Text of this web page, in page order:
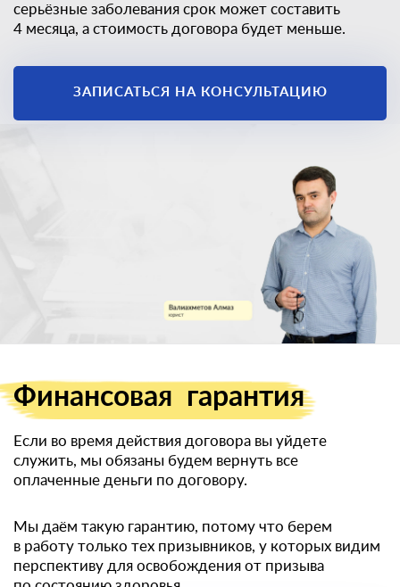
Единственный
законный способ
получить
серьёзные заболевания срок может составить
4 месяца, а стоимость договора будет меньше.
ЗАПИСАТЬСЯ НА КОНСУЛЬТАЦИЮ
Финансовая гарантия
Если во время действия договора вы уйдете
служить, мы обязаны будем вернуть все
оплаченные деньги по договору.
Мы даём такую гарантию, потому что берем
в работу только тех призывников, у которых видим
перспективу для освобождения от призыва